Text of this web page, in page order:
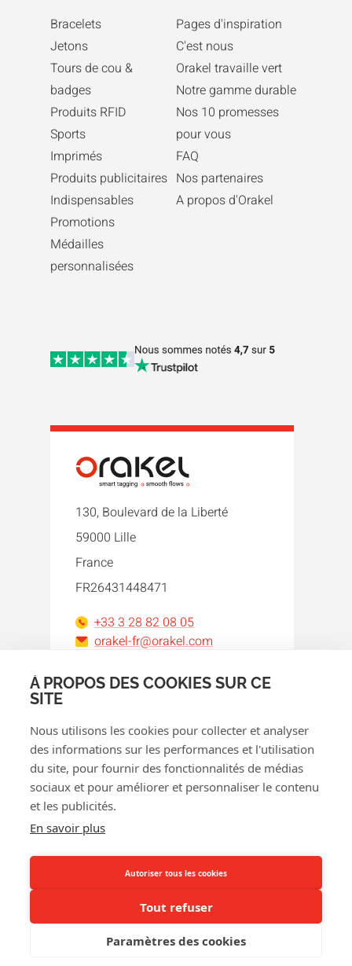
À PROPOS DES COOKIES SUR CE
SITE
Nous utilisons les cookies pour collecter et analyser
des informations sur les performances et l'utilisation
du site, pour fournir des fonctionnalités de médias
sociaux et pour améliorer et personnaliser le contenu
et les publicités.
En savoir plus
Autoriser tous les cookies
Tout refuser
Paramètres des cookies
Bracelets
Jetons
Tours de cou &
badges
Produits RFID
Sports
Imprimés
Produits publicitaires
Indispensables
Promotions
Médailles
personnalisées
Pages d'inspiration
C'est nous
Orakel travaille vert
Notre gamme durable
Nos 10 promesses
pour vous
FAQ
Nos partenaires
A propos d'Orakel
130, Boulevard de la Liberté
59000 Lille
France
FR26431448471
+33 3 28 82 08 05
orakel-fr@orakel.com
FacebookInstagram
LinkedInWhatsApp
YouTube
Politique de cookies
Politique de remboursement